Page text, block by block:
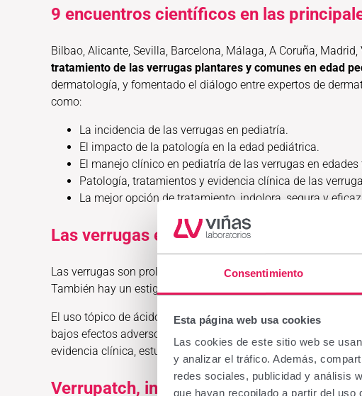
Consentimiento
Esta página web usa cookies
Las cookies de este sitio web se
y analizar el tráfico. Además,
redes sociales, publicidad y análisis
que hayan recopilado a partir del
9 encuentros científicos en las
Bilbao, Alicante, Sevilla, Barcelona, Málaga, A Coruña,
tratamiento de las verrugas plantares y comunes en edad
dermatología, y fomentado el diálogo entre expertos de
como:
La incidencia de las verrugas en pediatría.
El impacto de la patología en la edad pediátrica.
El manejo clínico en pediatría de las verrugas en
Patología, tratamientos y evidencia clínica de las
La mejor opción de tratamiento, indolora, segura y
Las verrugas en pediatría y su
Las verrugas son proliferaciones cutáneas benignas
También hay un estigma social considerable asociado con
El uso tópico de ácido salicílico es el tratamiento de
bajos efectos adversos, con especial indicación en niños y
evidencia clínica, estudios de eficacia y seguridad, que
Verrupatch, indoloro, seguro y eficaz